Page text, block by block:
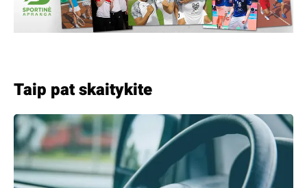
Taip pat skaitykite